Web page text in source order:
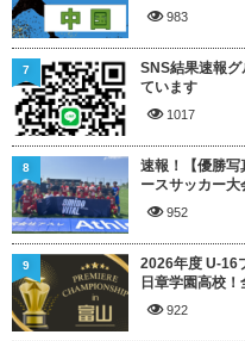
983
SNS結果速報
ています
1017
7
速報！【優勝
ースサッカー大
952
8
2026年度 U-16
日章学園高校
922
9